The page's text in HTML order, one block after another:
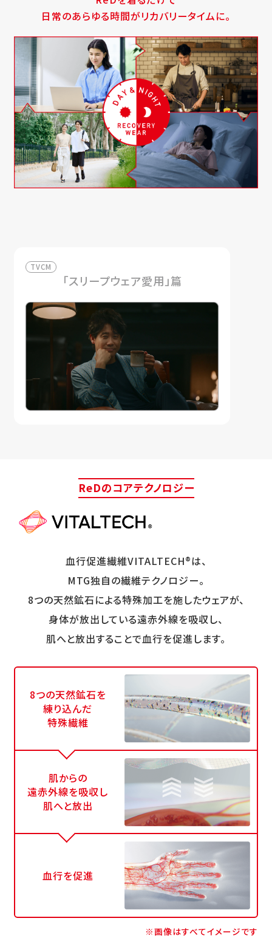
日常のあらゆる時間がリカバリータイムに。
TVCM
「スリープウェア愛用」篇
ReDのコアテクノロジー
血行促進繊維VITALTECH®は、
MTG独自の繊維テクノロジー。
8つの天然鉱石による特殊加工を施したウェアが、
身体が放出している遠赤外線を吸収し、
肌へと放出することで血行を促進します。
8つの天然鉱石を
練り込んだ
特殊繊維
肌からの
遠赤外線を吸収し
肌へと放出
血行を促進
※画像はすべてイメージです